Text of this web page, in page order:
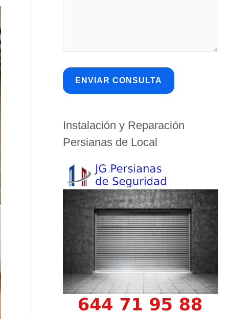
Instalación y Reparación
Persianas de Local